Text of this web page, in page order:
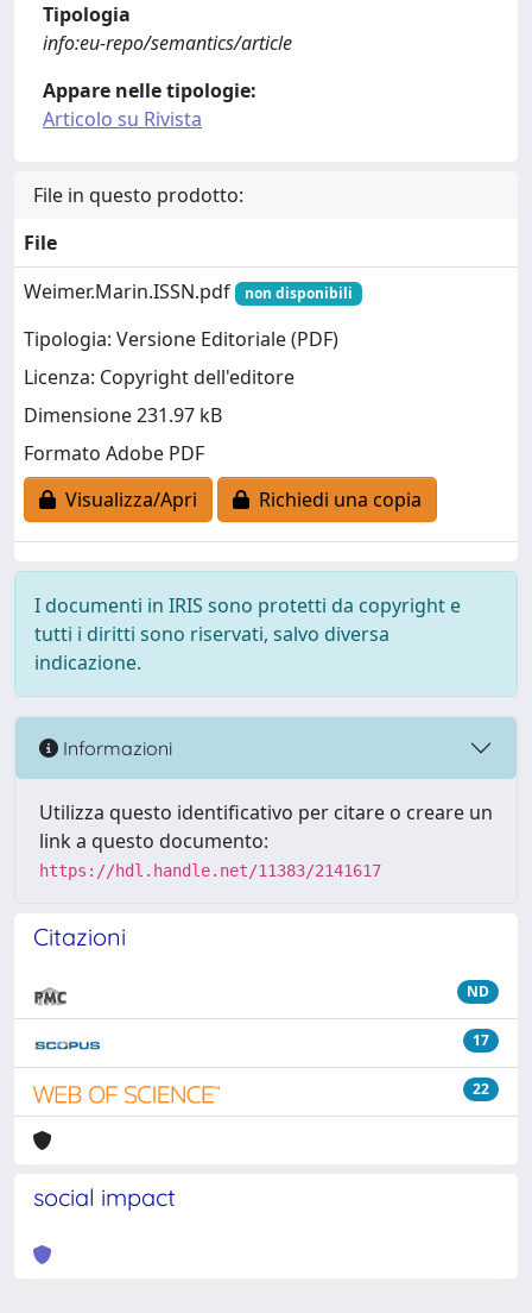
Tipologia
info:eu-repo/semantics/article
Appare nelle tipologie:
Articolo su Rivista
File in questo prodotto:
File
Weimer.Marin.ISSN.pdf
non disponibili
Tipologia: Versione Editoriale (PDF)
Licenza: Copyright dell'editore
Dimensione 231.97 kB
Formato Adobe PDF
Visualizza/Apri
Richiedi una copia
I documenti in IRIS sono protetti da copyright e
tutti i diritti sono riservati, salvo diversa
indicazione.
Informazioni
Utilizza questo identificativo per citare o creare un
link a questo documento:
https://hdl.handle.net/11383/2141617
Citazioni
ND
17
22
social impact